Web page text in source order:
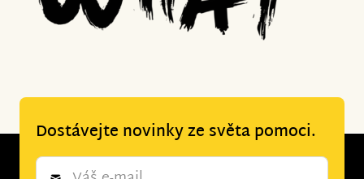
Dostávejte novinky ze světa pomoci.
Newsletter